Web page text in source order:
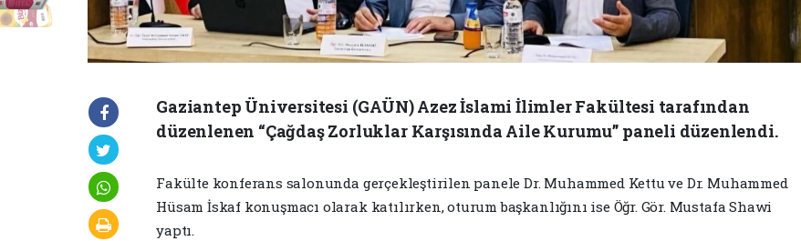
Gaziantep Üniversitesi (GAÜN) Azez İslami İlimler Fakültesi tarafından
düzenlenen “Çağdaş Zorluklar Karşısında Aile Kurumu” paneli düzenlendi.
Fakülte konferans salonunda gerçekleştirilen panele Dr. Muhammed Kettu ve Dr. Muhammed
Hüsam İskaf konuşmacı olarak katılırken, oturum başkanlığını ise Öğr. Gör. Mustafa Shawi
yaptı.